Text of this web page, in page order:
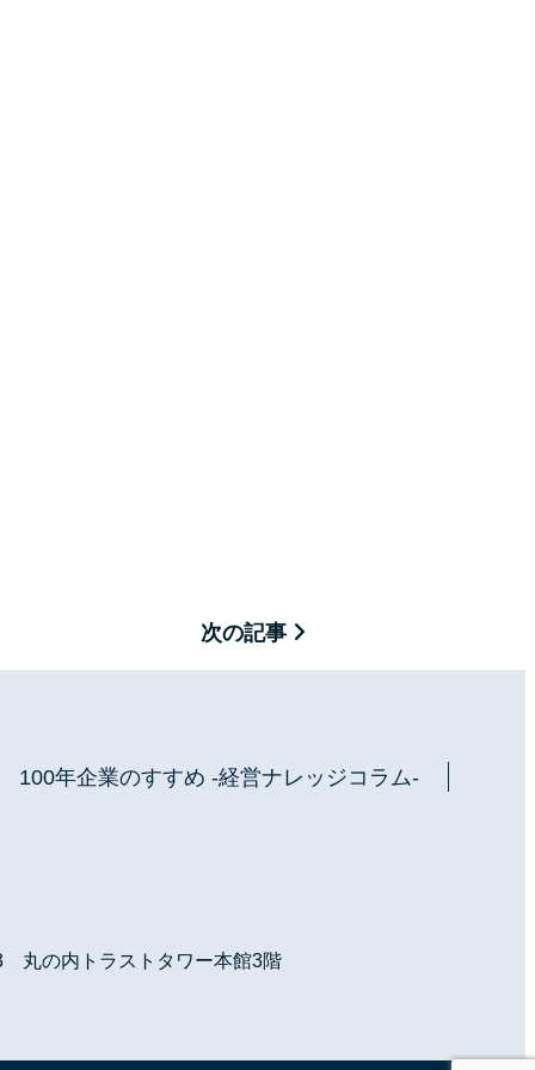
次の記事
100年企業のすすめ -経営ナレッジコラム-
丸の内トラストタワー本館3階